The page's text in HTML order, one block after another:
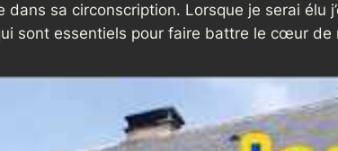
sa circonscription. Lorsque je serai élu
sont essentiels pour faire battre le cœur de